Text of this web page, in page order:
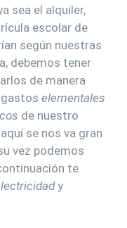
sea el alquiler,
escolar de
según nuestras
debemos tener
de manera
elementales
de nuestro
se nos va gran
vez podemos
te
y